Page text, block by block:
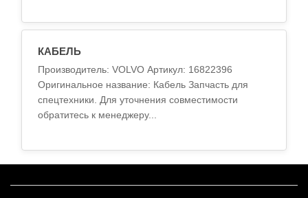
КАБЕЛЬ
Производитель: VOLVO Артикул: 16822396
Оригинальное название: Кабель Запчасть для
спецтехники. Для уточнения совместимости
обратитесь к менеджеру...